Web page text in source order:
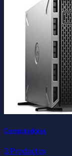
Computadores
3 Productos